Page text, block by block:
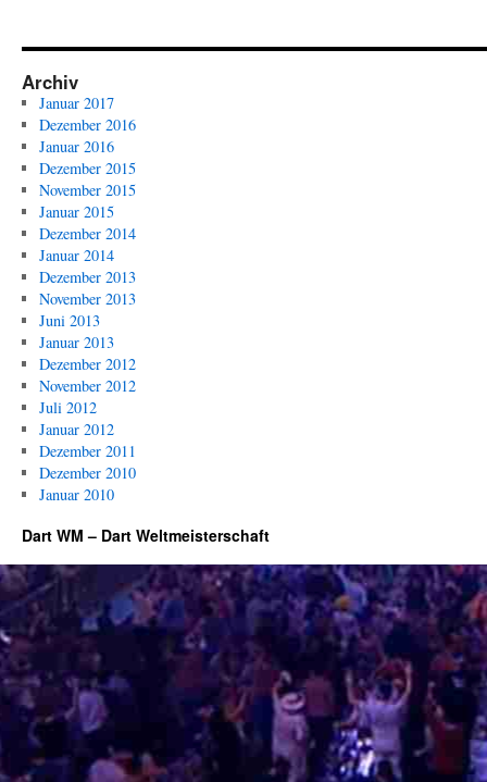
WM
Archiv
Januar 2017
Dezember 2016
Januar 2016
Dezember 2015
November 2015
Januar 2015
Dezember 2014
Januar 2014
Dezember 2013
November 2013
Juni 2013
Januar 2013
Dezember 2012
November 2012
Juli 2012
Januar 2012
Dezember 2011
Dezember 2010
Januar 2010
Dart WM – Dart Weltmeisterschaft